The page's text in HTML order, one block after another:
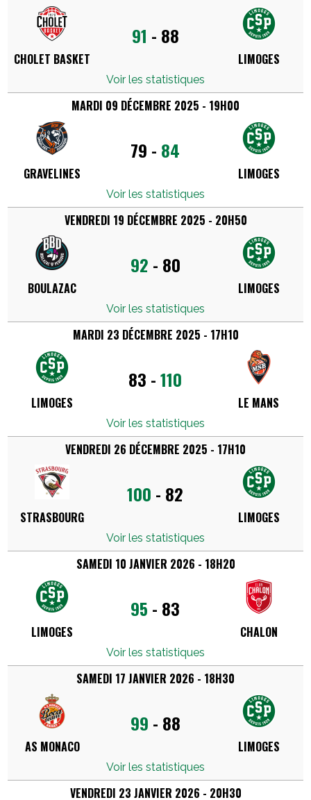
CHOLET BASKET
Voir les statistiques
91 - 88
LIMOGES
GRAVELINES
MARDI 09 DÉCEMBRE 2025 - 19H00
Voir les statistiques
79 - 84
LIMOGES
BOULAZAC
VENDREDI 19 DÉCEMBRE 2025 - 20H50
Voir les statistiques
92 - 80
LIMOGES
LIMOGES
MARDI 23 DÉCEMBRE 2025 - 17H10
Voir les statistiques
83 -110
LE MANS
STRASBOURG
VENDREDI 26 DÉCEMBRE 2025 - 17H10
Voir les statistiques
100 - 82
LIMOGES
LIMOGES
SAMEDI 10 JANVIER 2026 - 18H20
Voir les statistiques
95 - 83
CHALON
AS MONACO
SAMEDI 17 JANVIER 2026 - 18H30
Voir les statistiques
99 - 88
LIMOGES
VENDREDI 23 JANVIER 2026 - 20H30